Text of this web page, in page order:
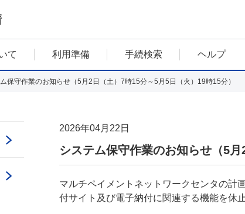
て 利用準備 手続検索 ヘルプ
保守作業のお知らせ（5月2日（土）7時15分～5月5日（火）19時15分）
2026年04月22日
システム保守作業のお知らせ（5
マルチペイメントネットワークセンタの計
付サイト及び電子納付に関連する機能を休